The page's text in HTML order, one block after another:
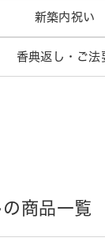
新築内祝い
香典返し・ご法
商品一覧